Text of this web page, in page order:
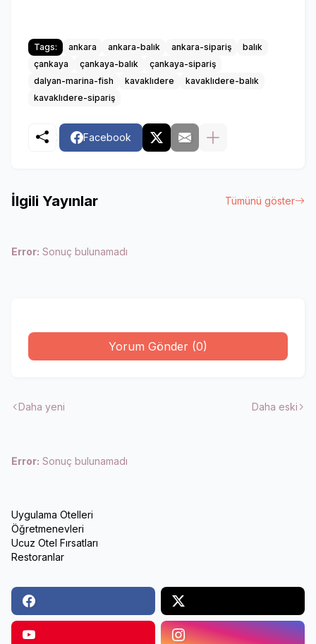
Tags: ankara ankara-balık ankara-sipariş
balık
çankaya
çankaya-balık
çankaya-sipariş
dalyan-marina-fish
kavaklıdere
kavaklıdere-balık
kavaklıdere-sipariş
Facebook
İlgili Yayınlar Tümünü göster
Error: Sonuç bulunamadı
Yorum Gönder (0)
Daha yeni Daha eski
Error: Sonuç bulunamadı
Uygulama Otelleri
Öğretmenevleri
Ucuz Otel Fırsatları
Restoranlar